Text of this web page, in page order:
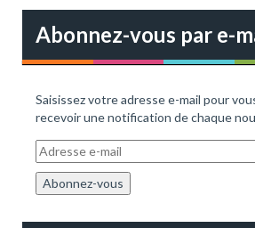
Abonnez-vous par e-
Saisissez votre adresse e-mail pour
recevoir une notification de chaque
A
d
s